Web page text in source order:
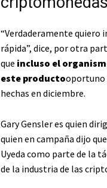
“Verdaderamente quiero
rápida”, dice, por otra
que incluso el
este productooportuno
hechas en diciembre.
Gary Gensler es quien
quien en campaña dijo
Uyeda como parte de la
de la industria de las